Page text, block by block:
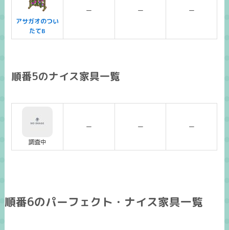
アサガオのつい
たてB
ー ー ー
順番5のナイス家具一覧
調査中
ー ー ー
順番6のパーフェクト・ナイス家具一覧